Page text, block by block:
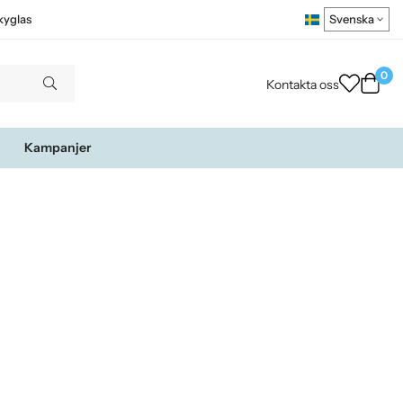
Kontakta oss
0
Kampanjer